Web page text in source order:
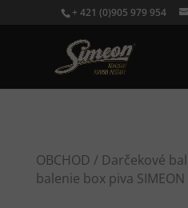
+ 421 (0)905 979 954
OBCHOD / Darčekové
balenie box piva SIMEON